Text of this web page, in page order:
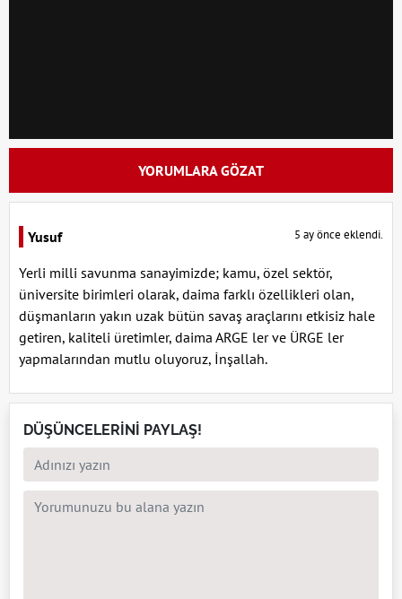
YORUMLARA GÖZAT
Yusuf 5 ay önce eklendi.
Yerli milli savunma sanayimizde; kamu, özel sektör,
üniversite birimleri olarak, daima farklı özellikleri olan,
düşmanların yakın uzak bütün savaş araçlarını etkisiz hale
getiren, kaliteli üretimler, daima ARGE ler ve ÜRGE ler
yapmalarından mutlu oluyoruz, İnşallah.
DÜŞÜNCELERİNİ PAYLAŞ!